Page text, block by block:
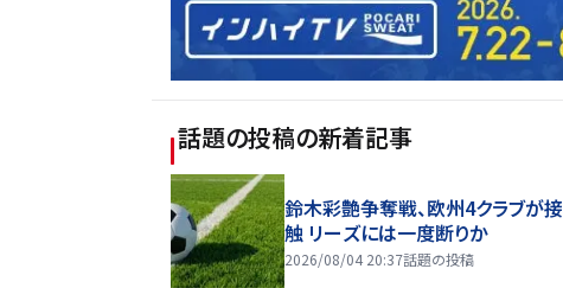
話題の投稿の新着記事
鈴木彩艶争奪戦、欧州4クラブが接
触 リーズには一度断りか
2026/08/04 20:37話題の投稿